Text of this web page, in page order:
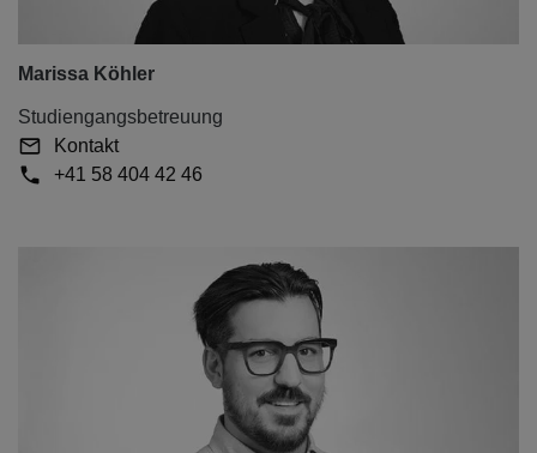
Marissa Köhler
Studiengangsbetreuung
Kontakt
+41 58 404 42 46